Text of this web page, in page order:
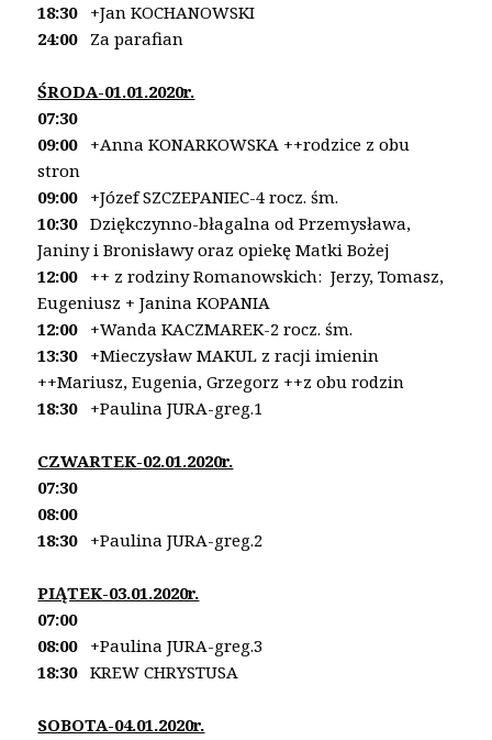
18:30 +Jan KOCHANOWSKI
24:00 Za parafian
ŚRODA-01.01.2020r.
07:30
09:00+Anna KONARKOWSKA ++rodzice z obu
stron
09:00+Józef SZCZEPANIEC-4 rocz. śm.
10:30Dziękczynno-błagalna od Przemysława,
Janinyi Bronisławy oraz opiekę Matki Bożej
12:00 ++ z rodziny Romanowskich: Jerzy, Tomasz,
Eugeniusz + Janina KOPANIA
12:00 +Wanda KACZMAREK-2 rocz. śm.
13:30 +Mieczysław MAKUL z racji imienin
++Mariusz,Eugenia, Grzegorz ++z obu rodzin
18:30 +Paulina JURA-greg.1
CZWARTEK-02.01.2020r.
07:30
08:00
18:30 +Paulina JURA-greg.2
PIĄTEK-03.01.2020r.
07:00
08:00 +Paulina JURA-greg.3
18:30KREW CHRYSTUSA
SOBOTA-04.01.2020r.